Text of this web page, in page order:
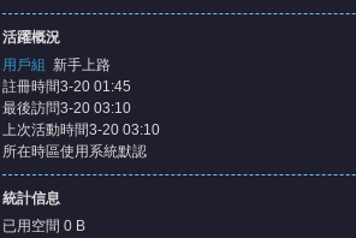
活躍概況
用戶組
新手上路
註冊時間3-20 01:45
最後訪問3-20 03:10
上次活動時間3-20 03:10
所在時區使用系統默認
統計信息
已用空間 0 B